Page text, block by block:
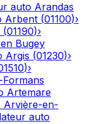
auto Arandas
Arbent (01100)›
(01190)›
Bugey
Argis (01230)›
)›
Artemare
Arvière-en-
auto